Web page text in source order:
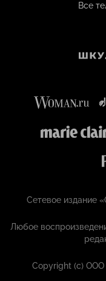
Все
Сетевое издание
Любое
Copyright (с) ООО